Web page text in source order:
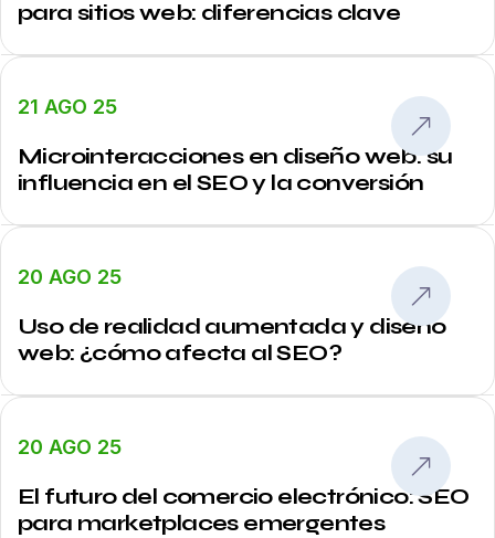
para sitios web: diferencias clave
21 AGO 25
Microinteracciones en diseño web: su
influencia en el SEO y la conversión
20 AGO 25
Uso de realidad aumentada y diseño
web: ¿cómo afecta al SEO?
20 AGO 25
El futuro del comercio electrónico: SEO
para marketplaces emergentes